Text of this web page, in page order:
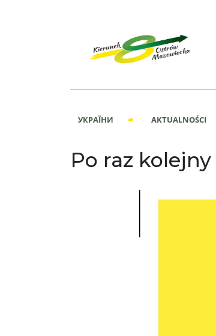
УКРАЇНИ AKTUALNOŚCI
Po raz